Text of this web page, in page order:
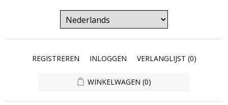
REGISTREREN INLOGGEN VERLANGLIJST (0)
WINKELWAGEN (0)